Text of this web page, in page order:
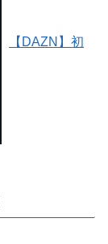
【DAZN】初